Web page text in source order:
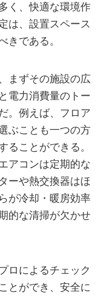
く、快適な環境作
は、設置スペース
きである。
まずその施設の広
電力消費量のトー
。例えば、フロア
ぶことも一つの方
ることができる。
アコンは定期的な
ーや熱交換器はほ
が冷却・暖房効率
的な清掃が欠かせ
ロによるチェック
とができ、安全に